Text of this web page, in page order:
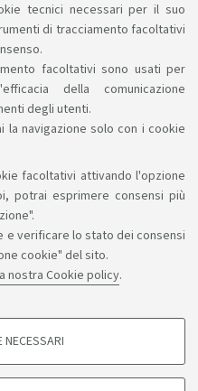
tecnici necessari per il suo
di tracciamento facoltativi
facoltativi sono usati per
della comunicazione
degli utenti.
la navigazione solo con i cookie
facoltativi attivando l'opzione
potrai esprimere consensi più
verificare lo stato dei consensi
cookie" del sito.
nostra Cookie policy.
premi per
qualità della vita”.
alla conoscenza